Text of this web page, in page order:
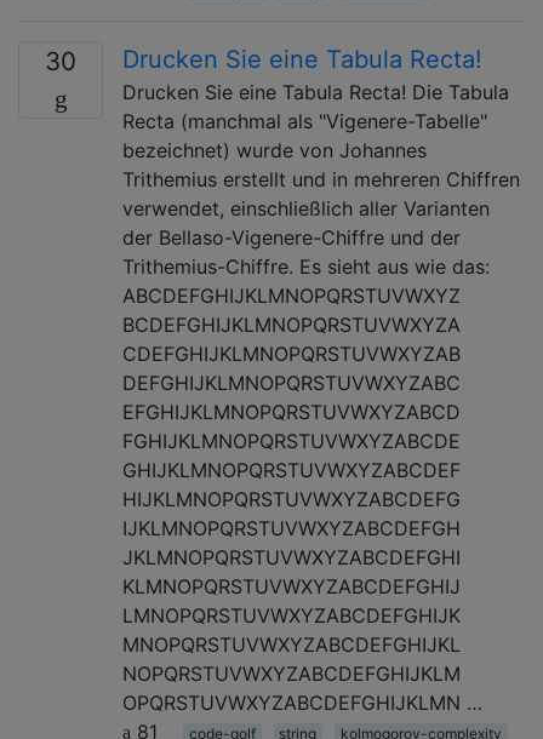
30 Drucken Sie eine Tabula Recta!
Drucken Sie eine Tabula Recta! Die Tabula
Recta (manchmal als "Vigenere-Tabelle"
bezeichnet) wurde von Johannes
Trithemius erstellt und in mehreren Chiffren
verwendet, einschließlich aller Varianten
der Bellaso-Vigenere-Chiffre und der
Trithemius-Chiffre. Es sieht aus wie das:
ABCDEFGHIJKLMNOPQRSTUVWXYZ
BCDEFGHIJKLMNOPQRSTUVWXYZA
CDEFGHIJKLMNOPQRSTUVWXYZAB
DEFGHIJKLMNOPQRSTUVWXYZABC
EFGHIJKLMNOPQRSTUVWXYZABCD
FGHIJKLMNOPQRSTUVWXYZABCDE
GHIJKLMNOPQRSTUVWXYZABCDEF
HIJKLMNOPQRSTUVWXYZABCDEFG
IJKLMNOPQRSTUVWXYZABCDEFGH
JKLMNOPQRSTUVWXYZABCDEFGHI
KLMNOPQRSTUVWXYZABCDEFGHIJ
LMNOPQRSTUVWXYZABCDEFGHIJK
MNOPQRSTUVWXYZABCDEFGHIJKL
NOPQRSTUVWXYZABCDEFGHIJKLM
OPQRSTUVWXYZABCDEFGHIJKLMN …
81
code-golf string
kolmogorov-complexity